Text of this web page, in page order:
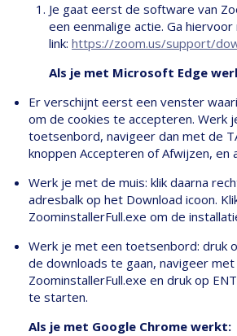
Je gaat eerst de software van
een eenmalige actie. Ga
link: https://zoom.us/support/
Als je met Microsoft Edge
Er verschijnt eerst een venster
om de cookies te accepteren. Werk
toetsenbord, navigeer dan met de
knoppen Accepteren of Afwijzen, en
Werk je met de muis: klik daarna
adresbalk op het Download icoon.
ZoominstallerFull.exe om de
Werk je met een toetsenbord: druk
de downloads te gaan, navigeer met
ZoominstallerFull.exe en druk op
te starten.
Als je met Google Chrome werkt: